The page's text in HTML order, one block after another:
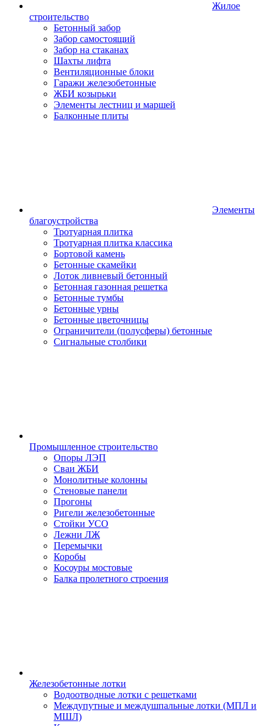
Жилое
строительство
Бетонный забор
Забор самостоящий
Забор на стаканах
Шахты лифта
Вентиляционные блоки
Гаражи железобетонные
ЖБИ козырьки
Элементы лестниц и маршей
Балконные плиты
Элементы
благоустройства
Тротуарная плитка
Тротуарная плитка классика
Бортовой камень
Бетонные скамейки
Лоток ливневый бетонный
Бетонная газонная решетка
Бетонные тумбы
Бетонные урны
Бетонные цветочницы
Ограничители (полусферы) бетонные
Сигнальные столбики
Промышленное строительство
Опоры ЛЭП
Сваи ЖБИ
Монолитные колонны
Стеновые панели
Прогоны
Ригели железобетонные
Стойки УСО
Лежни ЛЖ
Перемычки
Коробы
Косоуры мостовые
Балка пролетного строения
Железобетонные лотки
Водоотводные лотки с решетками
Междупутные и междушпальные лотки (МПЛ и
МШЛ)